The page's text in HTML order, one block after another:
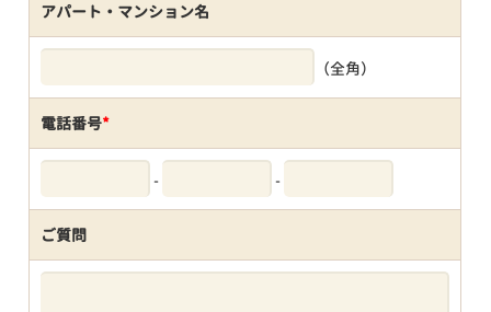
アパート・マンション名
（全角）
電話番号*
- -
ご質問